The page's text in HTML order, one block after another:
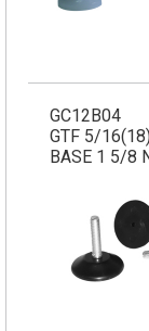
GC12B04
GTF 5/
BASE 1 5/8